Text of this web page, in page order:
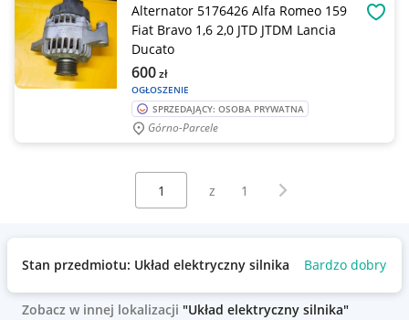
Alternator 5176426 Alfa Romeo 159
Fiat Bravo 1,6 2,0 JTD JTDM Lancia
Ducato
OGŁOSZENIE
600zł
SPRZEDAJĄCY: OSOBA PRYWATNA
Górno-Parcele
Wybierz stronę:
z 1 Następna strona
Stan przedmiotu: Układ elektryczny silnika Bardzo dobry
Zobacz w innej lokalizacji "Układ elektryczny silnika"